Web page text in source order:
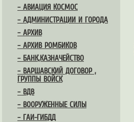
– АВИАЦИЯ КОСМОС
– АДМИНИСТРАЦИИ И ГОРОДА
– АРХИВ
– АРХИВ РОМБИКОВ
– БАНК,КАЗНАЧЕЙСТВО
– ВАРШАВСКИЙ ДОГОВОР ,
ГРУППЫ ВОЙСК
– ВДВ
– ВООРУЖЕННЫЕ СИЛЫ
– ГАИ-ГИБДД